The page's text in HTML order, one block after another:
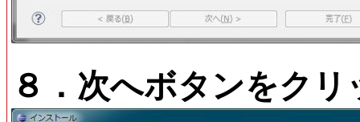
８．次へボタンをク